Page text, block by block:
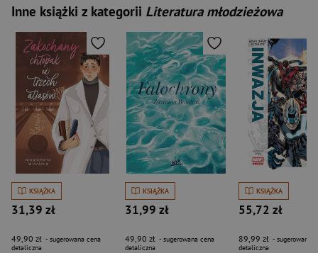
Inne książki z kategorii Literatura młodzieżowa
KSIĄŻKA
31,39 zł
49,90 zł - sugerowana cena
detaliczna
KSIĄŻKA
31,99 zł
49,90 zł - sugerowana cena
detaliczna
KSIĄŻKA
55,72 zł
89,99 zł - sugerowana
detaliczna